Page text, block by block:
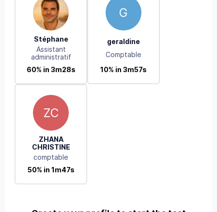
Stéphane
Assistant
administratif
60% in 3m28s
G
geraldine
Comptable
10% in 3m57s
ZC
ZHANA
CHRISTINE
comptable
50% in 1m47s